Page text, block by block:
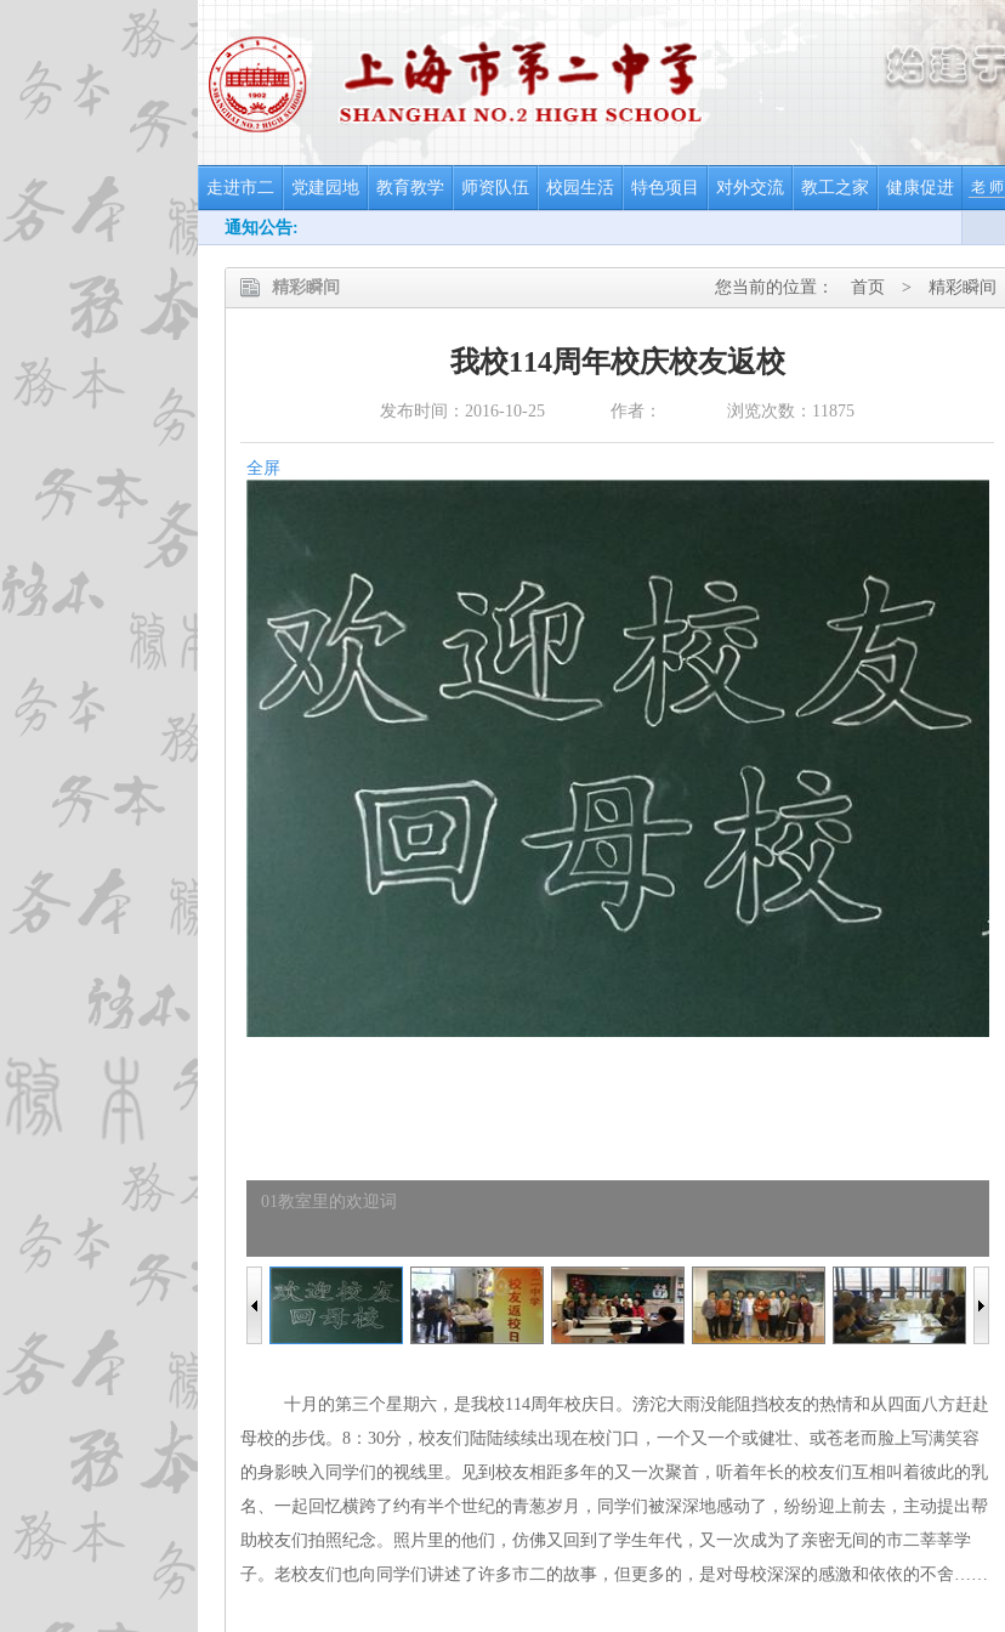
走进市二 党建园地 教育教学 师资队伍 校园生活 特色项目 对外交流 教工之家 健康促进 老 师
通知公告:
您当前的位置： 首页 > 精彩瞬间
精彩瞬间
我校114周年校庆校友返校
发布时间：2016-10-25 作者： 浏览次数：11875
全屏
01教室里的欢迎词
十月的第三个星期六，是我校114周年校庆日。滂沱大雨没能阻挡校友的热情和从四面八方赶赴
母校的步伐。8：30分，校友们陆陆续续出现在校门口，一个又一个或健壮、或苍老而脸上写满笑容
的身影映入同学们的视线里。见到校友相距多年的又一次聚首，听着年长的校友们互相叫着彼此的乳
名、一起回忆横跨了约有半个世纪的青葱岁月，同学们被深深地感动了，纷纷迎上前去，主动提出帮
助校友们拍照纪念。照片里的他们，仿佛又回到了学生年代，又一次成为了亲密无间的市二莘莘学
子。老校友们也向同学们讲述了许多市二的故事，但更多的，是对母校深深的感激和依依的不舍……